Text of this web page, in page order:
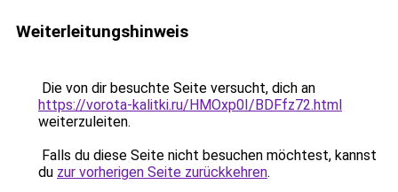
Weiterleitungshinweis
Die von dir besuchte Seite versucht, dich an
https://vorota-kalitki.ru/HMOxp0I/BDFfz72.html
weiterzuleiten.
Falls du diese Seite nicht besuchen möchtest, kannst
du zur vorherigen Seite zurückkehren.